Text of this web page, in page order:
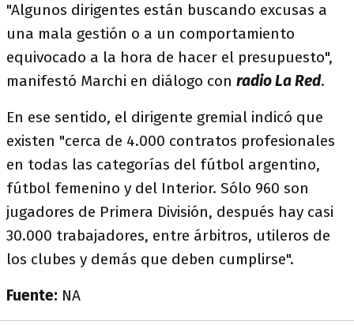
"Algunos dirigentes están buscando excusas a
una mala gestión o a un comportamiento
equivocado a la hora de hacer el presupuesto",
manifestó Marchi en diálogo con radio La Red.
En ese sentido, el dirigente gremial indicó que
existen "cerca de 4.000 contratos profesionales
en todas las categorías del fútbol argentino,
fútbol femenino y del Interior. Sólo 960 son
jugadores de Primera División, después hay casi
30.000 trabajadores, entre árbitros, utileros de
los clubes y demás que deben cumplirse".
Fuente: NA